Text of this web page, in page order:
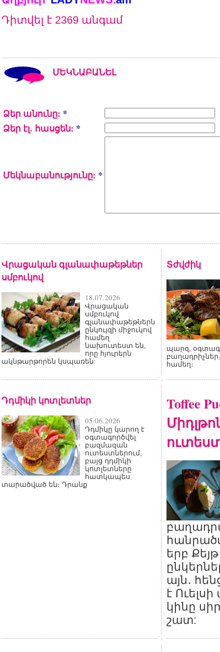
Դիտվել է 2369 անգամ
ՄԵԿՆԱԲԱՆԵԼ
Ձեր անունը: *
Ձեր էլ. հասցեն: *
Մեկնաբանությունը: *
Վրացական գլանափաթեթներ
սմբուկով
18.07.2026
Վրացական
սմբուկով
գլանափաթեթներն
ընկույզի միջուկով
համեղ
նախուտեստ են,
որը հյուրերն
ակնթարթորեն կսպառեն:
Տժվժիկ
պարզ,
համեղ։
Դդմիկի կոտլետներ
05.06.2026
Դդմիկը կարող է
օգտագործվել
բազմազան
ուտեստներում,
բայց դդմիկի
կոտլետները
հատկապես
տարածված են։ Դրանք
Toffee
երբ
այն․
է
կինը
շատ: